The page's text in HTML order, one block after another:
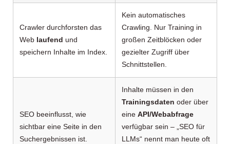
Crawler durchforsten das
Web laufend und
speichern Inhalte im Index.
Kein automatisches
Crawling. Nur Training in
großen Zeitblöcken oder
gezielter Zugriff über
Schnittstellen.
SEO beeinflusst, wie
sichtbar eine Seite in den
Suchergebnissen ist.
Inhalte müssen in den
Trainingsdaten oder über
eine API/Webabfrage
verfügbar sein – „SEO für
LLMs“ nennt man heute oft